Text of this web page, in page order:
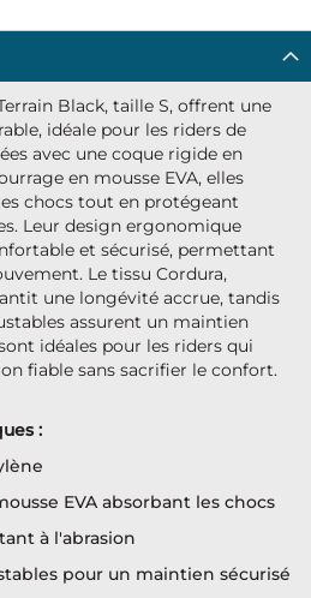
Black, taille S, offrent une
idéale pour les riders de
avec une coque rigide en
en mousse EVA, elles
chocs tout en protégeant
Leur design ergonomique
et sécurisé, permettant
Le tissu Cordura,
une longévité accrue, tandis
assurent un maintien
idéales pour les riders qui
fiable sans sacrifier le confort.
:
EVA absorbant les chocs
à l'abrasion
pour un maintien sécurisé